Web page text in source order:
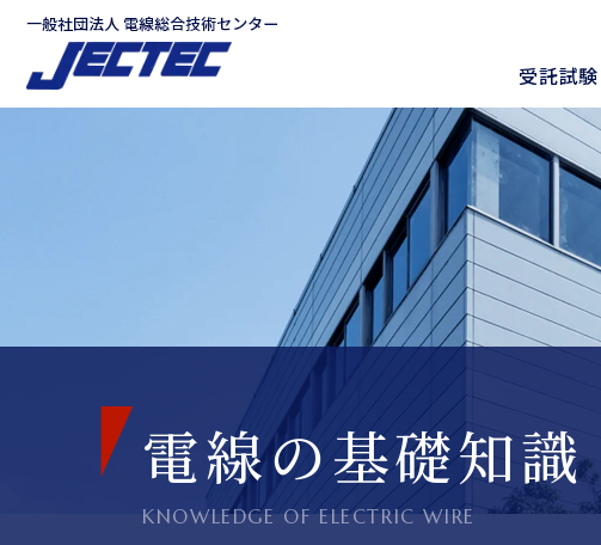
バ
ョ
ル
ン
ー
受託試験
受託試験
電線の基礎知識